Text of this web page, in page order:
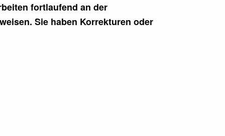
fortlaufend an der
Sie haben Korrekturen oder